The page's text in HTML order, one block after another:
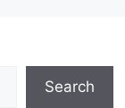
Search